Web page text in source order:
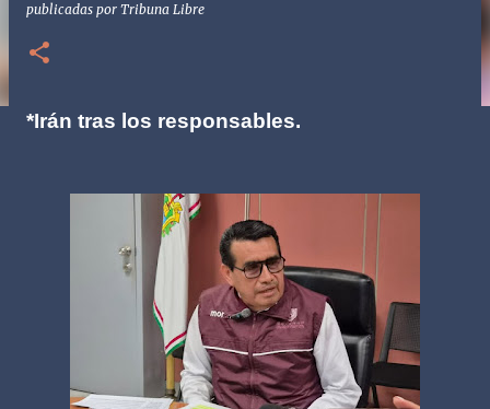
publicadas por Tribuna Libre
*Irán tras los responsables.